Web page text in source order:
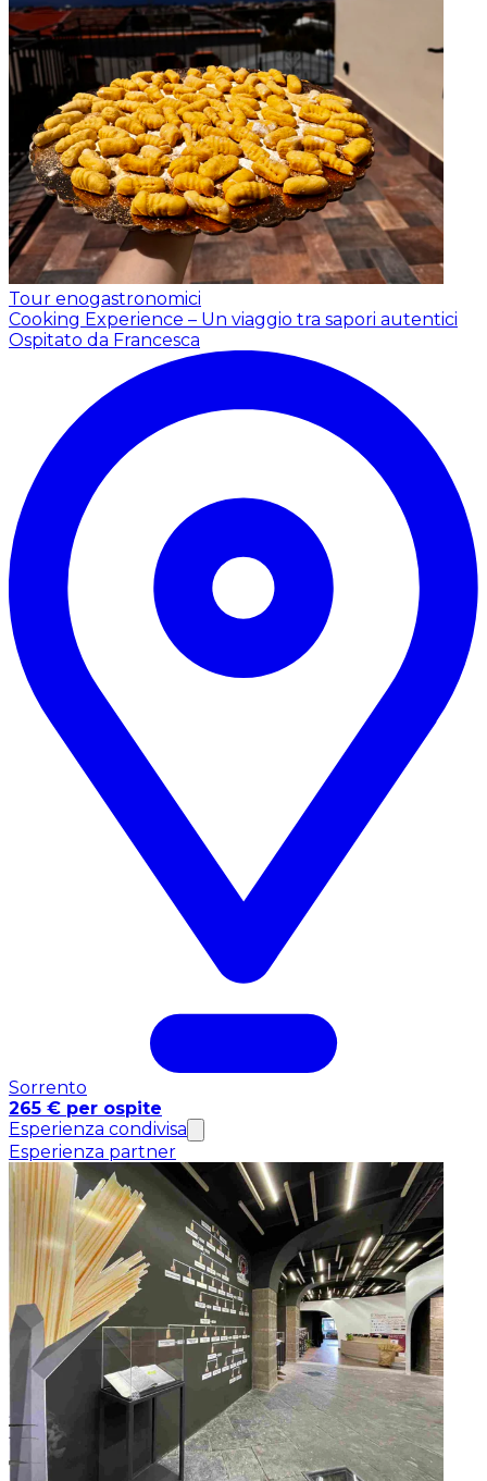
Tour enogastronomici
Cooking Experience – Un viaggio tra sapori autentici
Ospitato da Francesca
Sorrento
265 € per ospite
Esperienza condivisa
Esperienza partner